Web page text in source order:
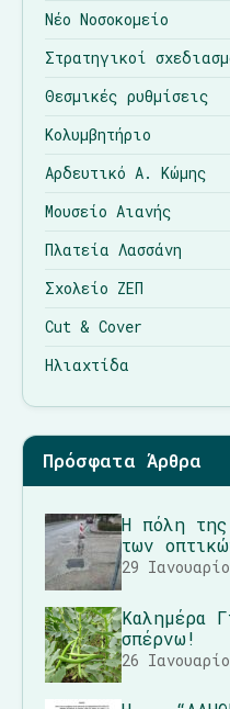
Νέο Νοσοκομείο
Στρατηγικοί
Θεσμικές ρυθμίσεις
Κολυμβητήριο
Αρδευτικό Α. Κώμης
Μουσείο Αιανής
Πλατεία Λασσάνη
Σχολείο ΖΕΠ
Cut & Cover
Ηλιαχτίδα
Πρόσφατα Άρθρα
Η πόλη της
των
29
Καλημέρα
σπέρνω!
26